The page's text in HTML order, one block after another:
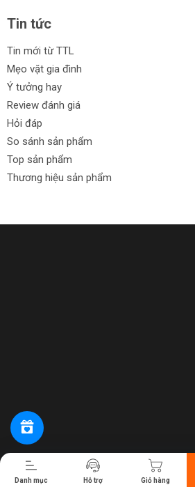
Danh mục Hỗ trợ Giỏ hàng
Tin tức
Tin mới từ TTL
Mẹo vặt gia đình
Ý tưởng hay
Review đánh giá
Hỏi đáp
So sánh sản phẩm
Top sản phẩm
Thương hiệu sản phẩm
Tiến hành thanh toán